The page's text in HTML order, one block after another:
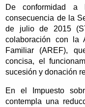
De conformidad a
consecuencia de la
de julio de 2015
colaboración con la
Familiar (AREF),
concisa, el
sucesión y donación
En el Impuesto
contempla una